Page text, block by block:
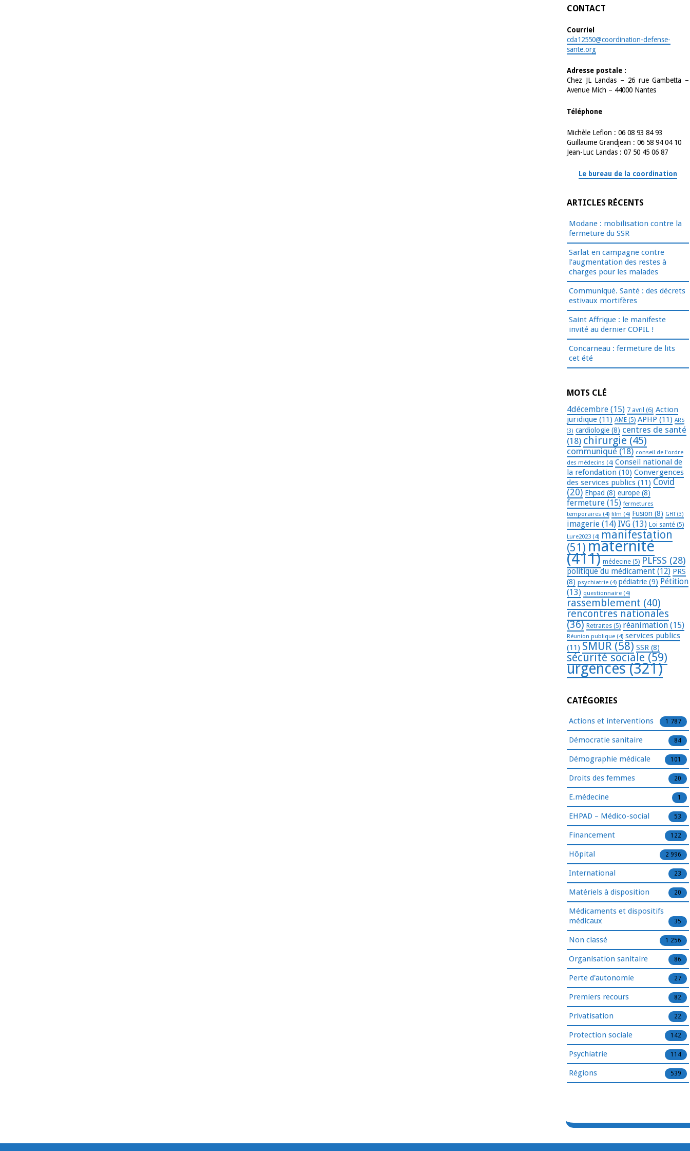
CONTACT
Courriel
cda12550@coordination-defense-
sante.org
Adresse postale :
Chez JL Landas – 26 rue Gambetta –
Avenue Mich – 44000 Nantes
Téléphone
Michèle Leflon : 06 08 93 84 93
Guillaume Grandjean : 06 58 94 04 10
Jean-Luc Landas : 07 50 45 06 87
Le bureau de la coordination
ARTICLES RÉCENTS
Modane : mobilisation contre la
fermeture du SSR
Sarlat en campagne contre
l’augmentation des restes à
charges pour les malades
Communiqué. Santé : des décrets
estivaux mortifères
Saint Affrique : le manifeste
invité au dernier COPIL !
Concarneau : fermeture de lits
cet été
MOTS CLÉ
4décembre (15) 7 avril (6) Action
juridique (11) AME (5) APHP (11) ARS
(3) cardiologie (8) centres de santé
(18) chirurgie (45)
communiqué (18) conseil de l'ordre
des médecins (4) Conseil national de
la refondation (10) Convergences
des services publics (11) Covid
(20) Ehpad (8) europe (8)
fermeture (15) fermetures
temporaires (4) film (4) Fusion (8) GHT(3)
imagerie (14) IVG (13) Loi santé (5)
Lure2023 (4) manifestation
(51) maternité
(411) médecine (5) PLFSS (28)
politique du médicament (12) PRS
(8) psychiatrie (4) pédiatrie (9) Pétition
(13) questionnaire (4)
rassemblement (40)
rencontres nationales
(36) Retraites (5) réanimation (15)
Réunion publique (4) services publics
(11) SMUR (58) SSR (8)
sécurité sociale (59)
urgences(321)
CATÉGORIES
Actions et interventions 1 787
Démocratie sanitaire 84
Démographie médicale 101
Droits des femmes 20
E.médecine 1
EHPAD – Médico-social 53
Financement 122
Hôpital 2 996
International 23
Matériels à disposition 20
Médicaments et dispositifs
médicaux
35
Non classé 1 256
Organisation sanitaire 86
Perte d'autonomie 27
Premiers recours 82
Privatisation 22
Protection sociale 142
Psychiatrie 114
Régions 539